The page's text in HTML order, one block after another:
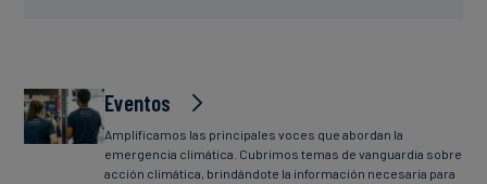
Eventos
Amplificamos las principales voces que abordan la
emergencia climática. Cubrimos temas de vanguardia sobre
acción climática, brindándote la información necesaria para